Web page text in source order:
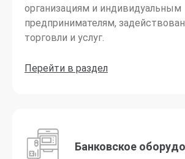
организациям и индивидуальным
предпринимателям,
торговли и услуг.
Перейти в раздел
Банковское